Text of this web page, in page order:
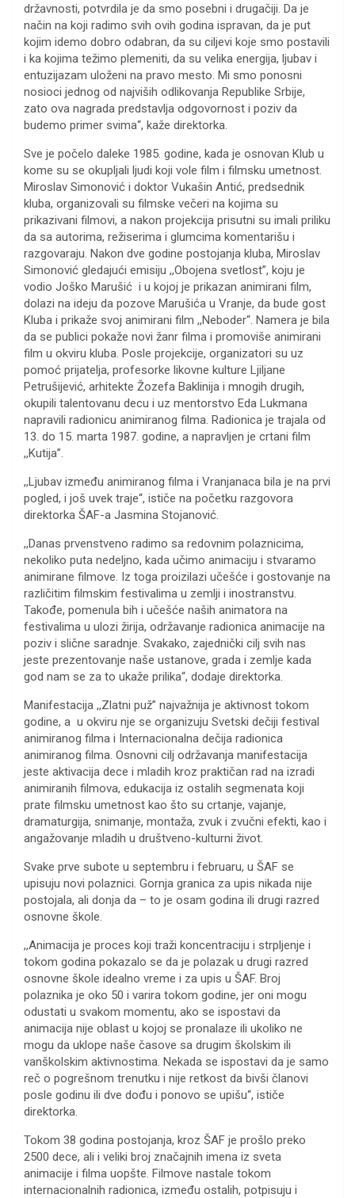
državnosti, potvrdila je da smo posebni i drugačiji. Da je
način na koji radimo svih ovih godina ispravan, da je put
kojim idemo dobro odabran, da su ciljevi koje smo postavili
i ka kojima težimo plemeniti, da su velika energija, ljubav i
entuzijazam uloženi na pravo mesto. Mi smo ponosni
nosioci jednog od najviših odlikovanja Republike Srbije,
zato ova nagrada predstavlja odgovornost i poziv da
budemo primer svima“, kaže direktorka.
Sve je počelo daleke 1985. godine, kada je osnovan Klub u
kome su se okupljali ljudi koji vole film i filmsku umetnost.
Miroslav Simonović i doktor Vukašin Antić, predsednik
kluba, organizovali su filmske večeri na kojima su
prikazivani filmovi, a nakon projekcija prisutni su imali priliku
da sa autorima, režiserima i glumcima komentarišu i
razgovaraju. Nakon dve godine postojanja kluba, Miroslav
Simonović gledajući emisiju ,,Obojena svetlost”, koju je
vodio Joško Marušić i u kojoj je prikazan animirani film,
dolazi na ideju da pozove Marušića u Vranje, da bude gost
Kluba i prikaže svoj animirani film ,,Neboder“. Namera je bila
da se publici pokaže novi žanr filma i promoviše animirani
film u okviru kluba. Posle projekcije, organizatori su uz
pomoć prijatelja, profesorke likovne kulture Ljiljane
Petrušijević, arhitekte Žozefa Baklinija i mnogih drugih,
okupili talentovanu decu i uz mentorstvo Eda Lukmana
napravili radionicu animiranog filma. Radionica je trajala od
13. do 15. marta 1987. godine, a napravljen je crtani film
,,Kutija”.
,,Ljubav između animiranog filma i Vranjanaca bila je na prvi
pogled, i još uvek traje“, ističe na početku razgovora
direktorka ŠAF-a Jasmina Stojanović.
,,Danas prvenstveno radimo sa redovnim polaznicima,
nekoliko puta nedeljno, kada učimo animaciju i stvaramo
animirane filmove. Iz toga proizilazi učešće i gostovanje na
različitim filmskim festivalima u zemlji i inostranstvu.
Takođe, pomenula bih i učešće naših animatora na
festivalima u ulozi žirija, održavanje radionica animacije na
poziv i slične saradnje. Svakako, zajednički cilj svih nas
jeste prezentovanje naše ustanove, grada i zemlje kada
god nam se za to ukaže prilika“, dodaje direktorka.
Manifestacija ,,Zlatni puž” najvažnija je aktivnost tokom
godine, a u okviru nje se organizuju Svetski dečiji festival
animiranog filma i Internacionalna dečija radionica
animiranog filma. Osnovni cilj održavanja manifestacija
jeste aktivacija dece i mladih kroz praktičan rad na izradi
animiranih filmova, edukacija iz ostalih segmenata koji
prate filmsku umetnost kao što su crtanje, vajanje,
dramaturgija, snimanje, montaža, zvuk i zvučni efekti, kao i
angažovanje mladih u društveno-kulturni život.
Svake prve subote u septembru i februaru, u ŠAF se
upisuju novi polaznici. Gornja granica za upis nikada nije
postojala, ali donja da – to je osam godina ili drugi razred
osnovne škole.
,,Animacija je proces koji traži koncentraciju i strpljenje i
tokom godina pokazalo se da je polazak u drugi razred
osnovne škole idealno vreme i za upis u ŠAF. Broj
polaznika je oko 50 i varira tokom godine, jer oni mogu
odustati u svakom momentu, ako se ispostavi da
animacija nije oblast u kojoj se pronalaze ili ukoliko ne
mogu da uklope naše časove sa drugim školskim ili
vanškolskim aktivnostima. Nekada se ispostavi da je samo
reč o pogrešnom trenutku i nije retkost da bivši članovi
posle godinu ili dve dođu i ponovo se upišu“, ističe
direktorka.
Tokom 38 godina postojanja, kroz ŠAF je prošlo preko
2500 dece, ali i veliki broj značajnih imena iz sveta
animacije i filma uopšte. Filmove nastale tokom
internacionalnih radionica, između ostalih, potpisuju i